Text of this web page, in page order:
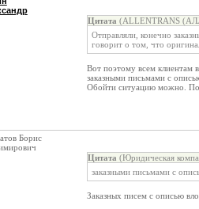
Цитата (ALLENTRANS
Отправляли, конечно
говорит о том, что
Вот поэтому всем клиентам
заказными письмами с
Обойти ситуацию можно.
Борис
Цитата (Юридическая
заказными письмами с
Заказных писем с описью